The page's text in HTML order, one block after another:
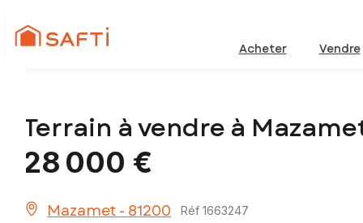
Acheter Vendre
Terrain à vendre à
28 000 €
Mazamet - 81200 Réf 1663247